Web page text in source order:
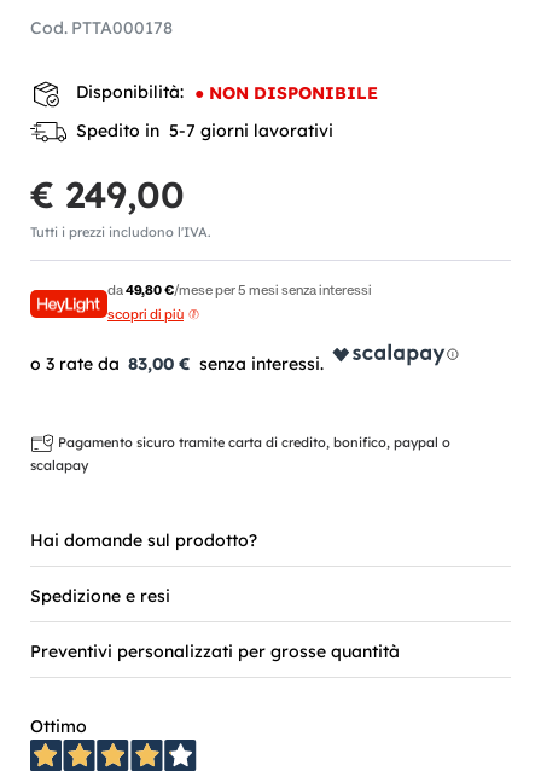
Cod. PTTA000178
Disponibilità: ● NON DISPONIBILE
Spedito in 5-7 giorni lavorativi
€ 249,00
Tutti i prezzi includono l'IVA.
da49,80 €/mese per 5 mesi senza interessi
scopri di più
83,00 €
Pagamento sicuro tramite carta di credito, bonifico, paypal o
scalapay
Hai domande sul prodotto?
Spedizione e resi
Preventivi personalizzati per grosse quantità
Ottimo